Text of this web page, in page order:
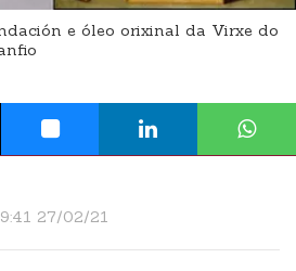
e óleo orixinal da Virxe do
27/02/21